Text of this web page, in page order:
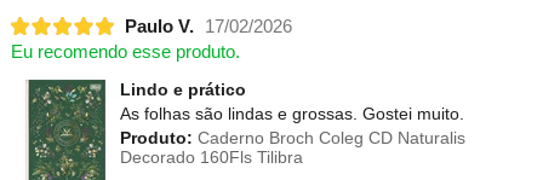
Paulo V.
17/02/2026
Eu recomendo esse produto.
Lindo e prático
As folhas são lindas e grossas. Gostei muito.
Produto: Caderno Broch Coleg CD Naturalis
Decorado 160Fls Tilibra